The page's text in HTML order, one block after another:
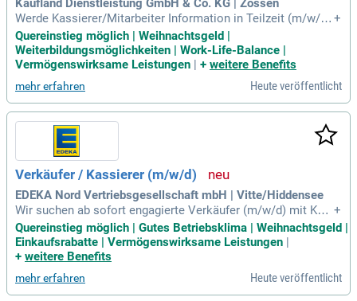
Kaufland Dienstleistung GmbH & Co. KG | Zossen
Werde Kassierer/Mitarbeiter Information in Teilzeit (m/w/d)
bei Kaufland in Zossen! In dieser Position bist du ein Kasse
nprofi und führst die Kassiervorgänge schnell und sorgfältig
durch. Als erste Anlaufstelle stehst du unseren Kunden freu
ndlich zur Seite, berätst sie im Info- und Kassenbereich und
schaffst somit eine angenehme Einkaufsatmosphäre. Zude
m bearbeitest du Reklamationen und führst Warenumtausch
durch. Die Annahme von Post- und Paketlieferungen ist ebe
nfalls Teil deiner Aufgaben. Bewirb dich jetzt für 12 bis 18 W
ochenstunden und starte deine Karriere bei Kaufland!
+
Quereinstieg möglich | Weihnachtsgeld |
Weiterbildungsmöglichkeiten | Work-Life-Balance |
Vermögenswirksame Leistungen | + weitere Benefits
mehr erfahren Heute veröffentlicht
Verkäufer / Kassierer (m/w/d)
EDEKA Nord Vertriebsgesellschaft mbH | Vitte/Hiddensee
Wir suchen ab sofort engagierte Verkäufer (m/w/d) mit Kas
siertätigkeit, auch Quereinsteiger:innen sind willkommen. D
eine Hauptaufgaben umfassen die ansprechende Warenpräs
entation sowie die Pflege der Regale. Du führst Kassiervorg
an der Kasse. Mit deinem serviceorientierten Auftritt schaff
st du ein angenehmes Einkaufserlebnis für unsere Kund:inn
+
Quereinstieg möglich | Gutes Betriebsklima | Weihnachtsgeld |
Einkaufsrabatte | Vermögenswirksame Leistungen
+ weitere Benefits
mehr erfahren Heute veröffentlicht